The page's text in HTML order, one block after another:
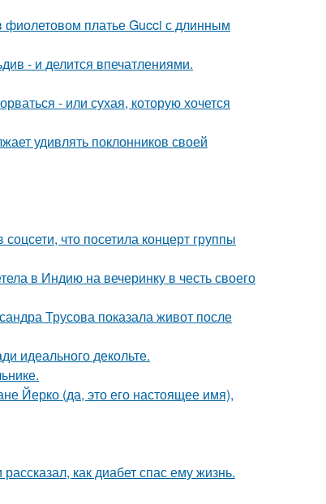
фиолетовом платье Gucci с длинным
- и делится впечатлениями.
- или сухая, которую хочется
удивлять поклонников своей
что посетила концерт группы
в Индию на вечеринку в честь своего
Трусова показала живот после
идеального декольте.
Йерко (да, это его настоящее имя),
как диабет спас ему жизнь.